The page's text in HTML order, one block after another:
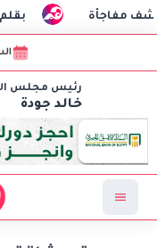
بقلم مصطفى بن
السبت
رئيس مجلس
خالد جودة